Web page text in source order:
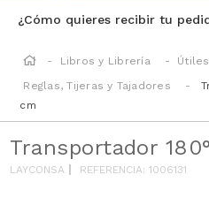
¿Cómo quieres recibir tu
Libros y Librería
Reglas, Tijeras y Tajadores
cm
Transportador
LAYCONSA REFERENCIA:1006131